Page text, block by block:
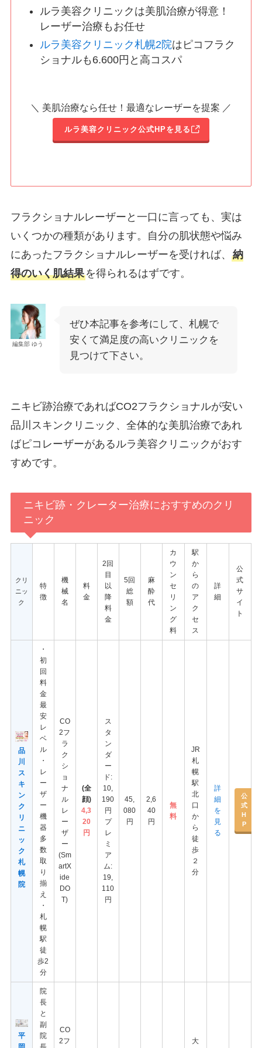
ルラ美容クリニックは美肌治療が得意！
レーザー治療もお任せ
ルラ美容クリニック札幌2院はピコフラク
ショナルも6.600円と高コスパ
＼ 美肌治療なら任せ！最適なレーザーを提案 ／
ルラ美容クリニック公式HPを見る
フラクショナルレーザーと一口に言っても、実は
いくつかの種類があります。自分の肌状態や悩み
にあったフラクショナルレーザーを受ければ、 納
得のいく肌結果を得られるはずです。
編集部 ゆう
ぜひ本記事を参考にして、札幌で
安くて満足度の高いクリニックを
見つけて下さい。
ニキビ跡治療であればCO2フラクショナルが安い
品川スキンクリニック、全体的な美肌治療であれ
ばピコレーザーがあるルラ美容クリニックがおす
すめです。
ニキビ跡・クレーター治療におすすめのクリ
ニック
クリ
ニッ
ク
特
徴
機
械
名
料
金
2回
目
以
降
料
金
5回
総
額
麻
酔
代
カ
ウ
ン
セ
リ
ン
グ
料
駅
か
ら
の
ア
ク
セ
ス
詳
細
公
式
サ
イ
ト
品
川
ス
キ
ン
ク
リ
ニ
ッ
ク
札
幌
院
・
初
回
料
金
最
安
レ
ベ
ル
・
レ
ー
ザ
ー
機
器
多
数
取
り
揃
え
・
札
幌
駅
徒
歩2
分
CO
2フ
ラ
ク
シ
ョ
ナ
ル
レ
ー
ザ
ー
(Sm
artX
ide
DO
T)
(全
顔)
4,3
20
円
ス
タ
ン
ダ
ー
ド:
10,
190
円
プ
レ
ミ
ア
ム:
19,
110
円
45,
080
円
2,6
40
円
無
料
JR
札
幌
駅
北
口
か
ら
徒
歩
２
分
詳
細
を
見
る
公
式
H
P
平
院
長
と
副
院
CO
2フ
大